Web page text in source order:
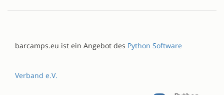
barcamps.eu ist ein Angebot des Python Software
Verband e.V.